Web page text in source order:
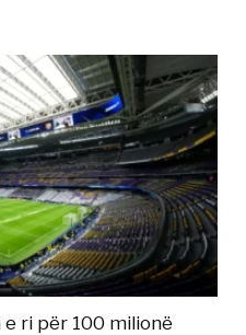
e ri për 100 milionë